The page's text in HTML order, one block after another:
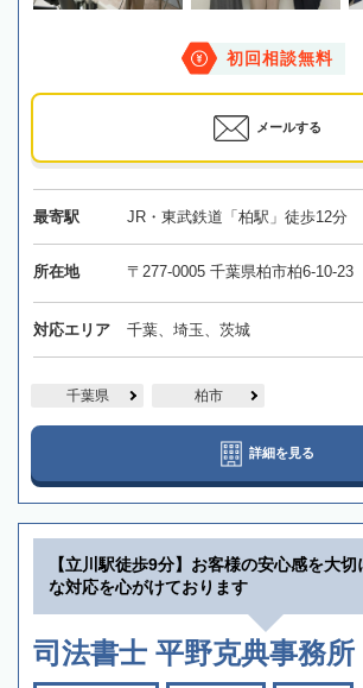
初回相談無料
メールする
最寄駅 JR・東武鉄道「柏駅」徒歩12分
所在地 〒277-0005 千葉県柏市柏6-10-23
対応エリア 千葉、埼玉、茨城
千葉県 柏市
詳細を見る
【立川駅徒歩9分】お客様の安心感を大
な対応を心がけております
司法書士 平野克典事務所